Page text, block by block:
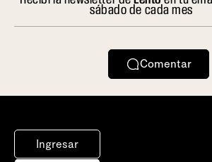
sábado de cada mes
Comentar
Ingresar